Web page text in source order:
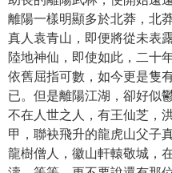
離陽一樣明顯多於北莽，北
真人袁青山，即便將從未表
陸地神仙，即使如此，二十
依舊屈指可數，如今更是隻
已。但是離陽江湖，卻好似
不在人世之人，有王仙芝，
甲，聯袂飛升的龍虎山父子
龍樹僧人，徽山軒轅敬城，